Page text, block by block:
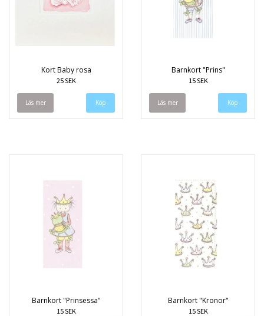
Kort Baby rosa
25 SEK
Läs mer
Barnkort "Prins"
15 SEK
Läs mer
Barnkort "Prinsessa"
15 SEK
Barnkort "Kronor"
15 SEK